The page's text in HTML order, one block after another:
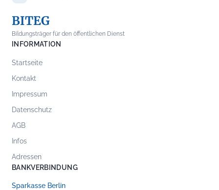
BITEG
Bildungsträger für den öffentlichen Dienst
INFORMATION
Startseite
Kontakt
Impressum
Datenschutz
AGB
Infos
Adressen
BANKVERBINDUNG
Sparkasse Berlin